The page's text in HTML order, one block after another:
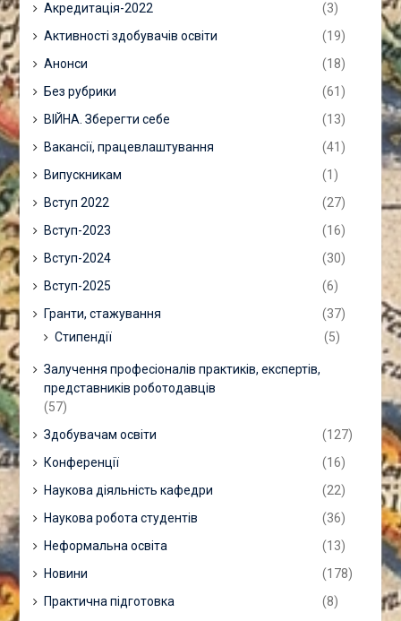
Акредитація-2022
(3)
Активності здобувачів освіти
(19)
Анонси
(18)
Без рубрики
(61)
ВІЙНА. Зберегти себе
(13)
Вакансії, працевлаштування
(41)
Випускникам
(1)
Вступ 2022
(27)
Вступ-2023
(16)
Вступ-2024
(30)
Вступ-2025
(6)
Гранти, стажування
(37)
Стипендії
(5)
Залучення професіоналів практиків, експертів,
представників роботодавців
(57)
Здобувачам освіти
(127)
Конференції
(16)
Наукова діяльність кафедри
(22)
Наукова робота студентів
(36)
Неформальна освіта
(13)
Новини
(178)
Практична підготовка
(8)